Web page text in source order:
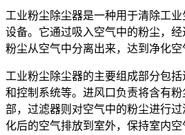
工业粉尘除尘器是一种用于清除工
设备。它通过吸入空气中的粉尘，
粉尘从空气中分离出来，达到净化空
工业粉尘除尘器的主要组成部分包
和控制系统等。进风口负责将含有
部，过滤器则对空气中的粉尘进行
化后的空气排放到室外，保持室内